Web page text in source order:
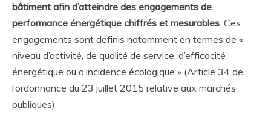
bâtiment afin d’atteindre des engagements de
performance énergétique chiffrés et mesurables. Ces
engagements sont définis notamment en termes de «
niveau d’activité, de qualité de service, d’efficacité
énergétique ou d’incidence écologique » (Article 34 de
l’ordonnance du 23 juillet 2015 relative aux marchés
publiques).